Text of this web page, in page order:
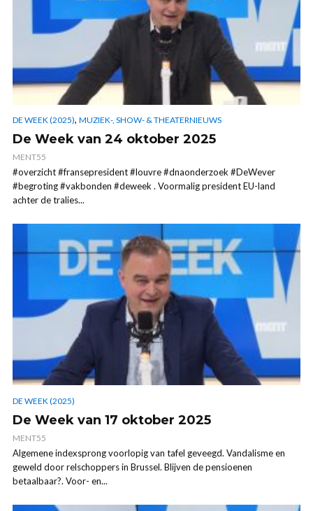
DE WEEK (2025), MUZIEK-, SHOW- & THEATERNIEUWS
De Week van 24 oktober 2025
MENT55
#overzicht #fransepresident #louvre #dnaonderzoek #DeWever
#begroting #vakbonden #deweek . Voormalig president EU-land
achter de tralies...
DE WEEK (2025)
De Week van 17 oktober 2025
MENT55
Algemene indexsprong voorlopig van tafel geveegd. Vandalisme en
geweld door relschoppers in Brussel. Blijven de pensioenen
betaalbaar?. Voor- en...